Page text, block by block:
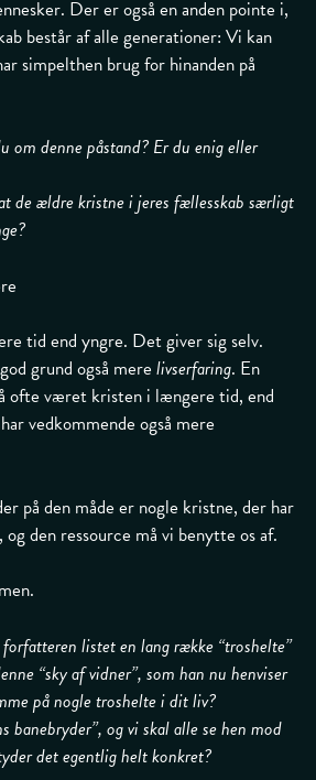
Der er også en anden pointe i,
består af alle generationer: Vi kan
simpelthen brug for hinanden på
om denne påstand? Er du enig eller
de ældre kristne i jeres fællesskab særligt
tid end yngre. Det giver sig selv.
grund også mere livserfaring. En
ofte været kristen i længere tid, end
vedkommende også mere
på den måde er nogle kristne, der har
den ressource må vi benytte os af.
forfatteren listet en lang række “troshelte”
“sky af vidner”, som han nu henviser
på nogle troshelte i dit liv?
banebryder”, og vi skal alle se hen mod
det egentlig helt konkret?